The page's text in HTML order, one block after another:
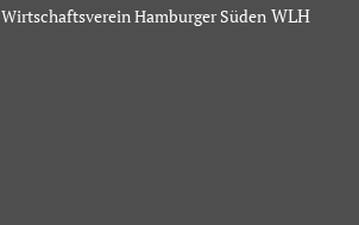
Wirtschaftsverein Hamburger Süden WLH